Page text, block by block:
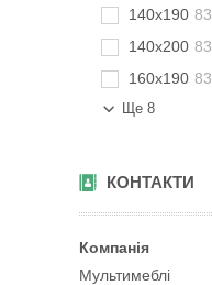
140х190 83
140х200 83
160х190 83
Ще 8
КОНТАКТИ
Мультимеблі